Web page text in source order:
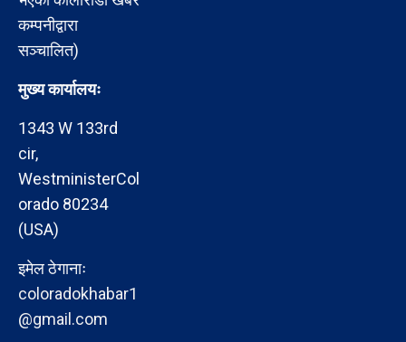
कम्पनीद्वारा
सञ्चालित)
मुख्य कार्यालयः
1343 W 133rd
cir,
WestministerCol
orado 80234
(USA)
इमेल ठेगानाः
coloradokhabar1
@gmail.com